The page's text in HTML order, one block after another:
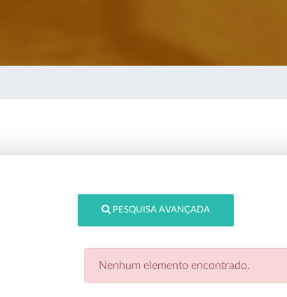
PESQUISA AVANÇADA
Nenhum elemento encontrado.